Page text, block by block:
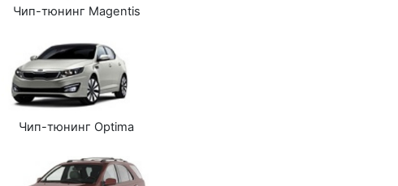
Чип-тюнинг Magentis
Чип-тюнинг Optima